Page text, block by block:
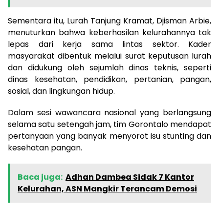
Sementara itu, Lurah Tanjung Kramat, Djisman Arbie,
menuturkan bahwa keberhasilan kelurahannya tak
lepas dari kerja sama lintas sektor. Kader
masyarakat dibentuk melalui surat keputusan lurah
dan didukung oleh sejumlah dinas teknis, seperti
dinas kesehatan, pendidikan, pertanian, pangan,
sosial, dan lingkungan hidup.
Dalam sesi wawancara nasional yang berlangsung
selama satu setengah jam, tim Gorontalo mendapat
pertanyaan yang banyak menyorot isu stunting dan
kesehatan pangan.
Baca juga: Adhan Dambea Sidak 7 Kantor
Kelurahan, ASN Mangkir Terancam Demosi